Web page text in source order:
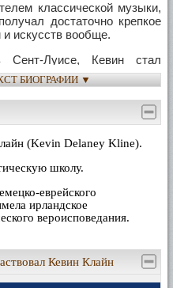
классической музыки,
достаточно крепкое
искусств вообще.
Луисе, Кевин стал
(Indiana University) в
стать музыкантом – его
на пианино. Однако во
Клайна неожиданно
в театр. Так, участие
его впоследствии в
заведений – Школу
Нью-Йорке.
Клайна ожидала
карьера, начало которой
труппы – 'City Center
его приятелей по Школе.
давали классические,
и их коллектив вскоре
БИОГРАФИИ ▼
(Kevin Delaney Kline).
школу.
еврейского
ирландское
вероисповедания.
Кевин Клайн